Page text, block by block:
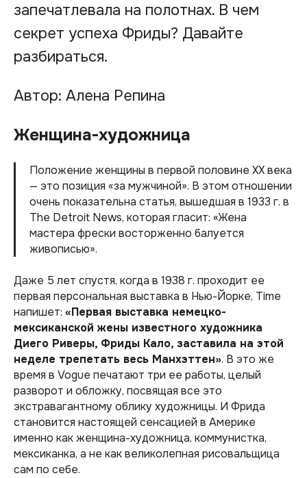
запечатлевала на полотнах. В чем
секрет успеха Фриды? Давайте
разбираться.
Автор: Алена Репина
Женщина-художница
Положение женщины в первой половине ХХ века
— это позиция «за мужчиной». В этом отношении
очень показательна статья, вышедшая в 1933 г. в
The Detroit News, которая гласит: «Жена
мастера фрески восторженно балуется
живописью».
Даже 5 лет спустя, когда в 1938 г. проходит ее
первая персональная выставка в Нью-Йорке, Time
напишет: «Первая выставка немецко-
мексиканской жены известного художника
Диего Риверы, Фриды Кало, заставила на этой
неделе трепетать весь Манхэттен». В это же
время в Vogue печатают три ее работы, целый
разворот и обложку, посвящая все это
экстравагантному облику художницы. И Фрида
становится настоящей сенсацией в Америке
именно как женщина-художница, коммунистка,
мексиканка, а не как великолепная рисовальщица
сам по себе.